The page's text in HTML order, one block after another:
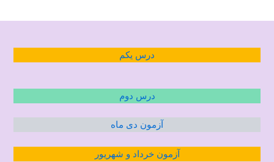
درس یکم
درس دوم
آزمون دی ماه
آزمون خرداد و شهریور